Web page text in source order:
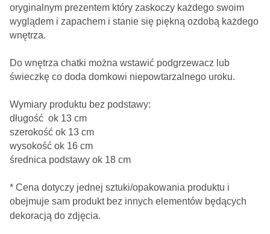
oryginalnym prezentem który zaskoczy każdego swoim
wyglądem i zapachem i stanie się piękną ozdobą każdego
wnętrza.
Do wnętrza chatki można wstawić podgrzewacz lub
świeczkę co doda domkowi niepowtarzalnego uroku.
Wymiary produktu bez podstawy:
długość ok 13 cm
szerokość ok 13 cm
wysokość ok 16 cm
średnica podstawy ok 18 cm
* Cena dotyczy jednej sztuki/opakowania produktu i
obejmuje sam produkt bez innych elementów będących
dekoracją do zdjęcia.